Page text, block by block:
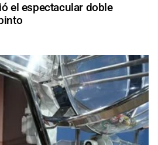
el espectacular doble